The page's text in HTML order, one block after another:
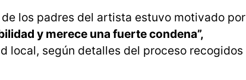
los padres del artista estuvo motivado por
y merece una fuerte condena”,
local, según detalles del proceso recogidos